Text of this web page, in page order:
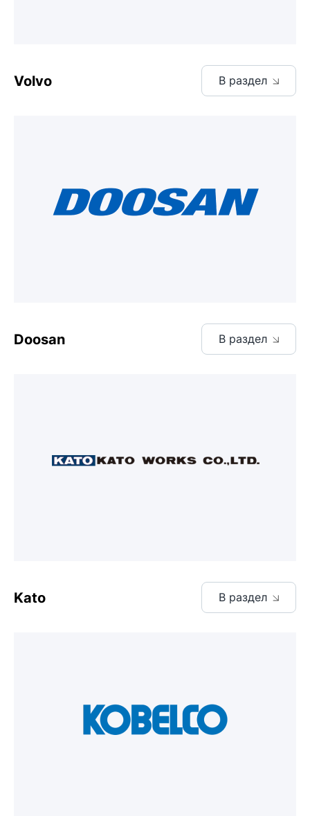
Volvo В раздел
Doosan В раздел
Kato В раздел